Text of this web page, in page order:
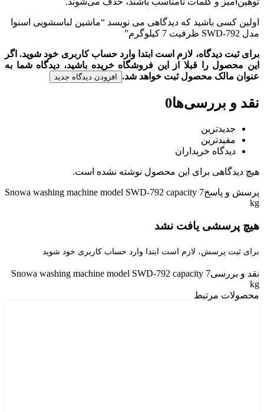
اولین کسی باشید که دیدگاهی می نویسد “ماشین لباسشویی اسنوا
مدل SWD-792 ظرفیت 7 کیلوگرم”
برای ثبت دیدگاه، لازم است ابتدا وارد حساب کاربری خود شوید. اگر
این محصول را قبلا از این فروشگاه خریده باشید، دیدگاه شما به
عنوان مالک محصول ثبت خواهد شد.
افزودن دیدگاه جدید
نقد و بررسی‌ها0
جدیدترین
مفیدترین
دیدگاه خریداران
هیچ دیدگاهی برای این محصول نوشته نشده است.
پرسش و پاسخSnowa washing machine model SWD-792 capacity 7
kg
هیچ پرسشی یافت نشد
برای ثبت پرسش، لازم است ابتدا وارد حساب کاربری خود شوید
نقد و بررسیSnowa washing machine model SWD-792 capacity 7
kg
محصولات مرتبط